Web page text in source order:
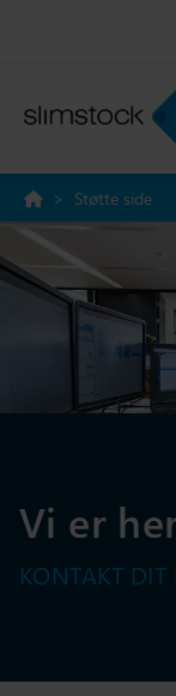
> Støtte side
Vi er
KONTAKT DIT